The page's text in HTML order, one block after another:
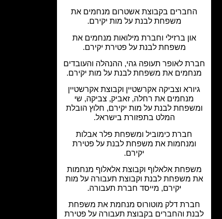
בקבוצת אשטרום מנחמים את
משפחת לבנת על מות יקירם.
און ברזילי וחברת מילואות מנחמים את
משפחת לבנת על פטירת יקירם.
לאופר תעופה גהי, ההנהלה והעובדים
את משפחת לבנת על מות יקירם.
וצביקה אקרשטיין וקבוצת אקרשטיין
מנחמים את רחלה, זאביק, צביקה, שי
לבנת על מות יקירם, חלוץ הובלת
המלט בתפזורת בישראל.
חברת כימוביל ומשפחת פלר אבלות
ומנחמות את משפחת לבנת על פטירת
אלאלוף וקבוצת אלאלוף מנחמות
משפחת לבנת וקבוצת תעבורה על מות
יקירם, מייסד חברת תעבורה.
דלק מוטורוס מנחמת את משפחת
והחברים בקבוצת תעבורה על פטירת